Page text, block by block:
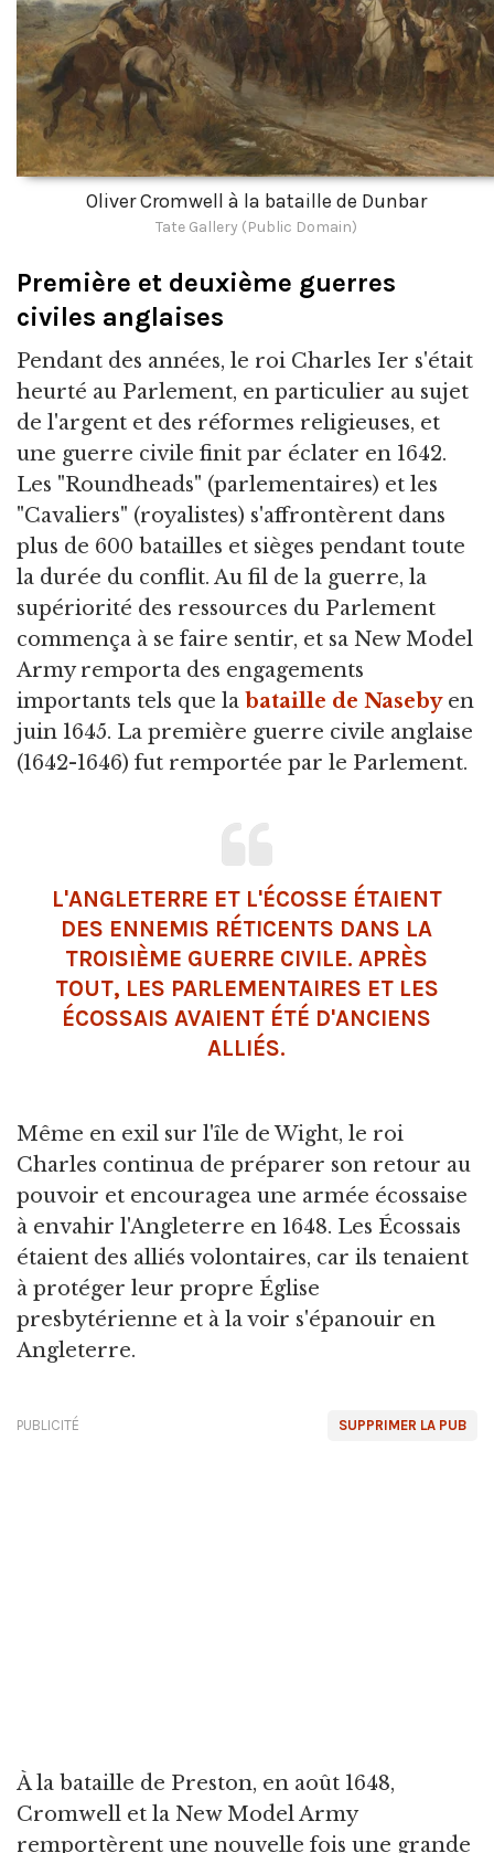
Oliver Cromwell à la bataille de Dunbar
Tate Gallery (Public Domain)
Première et deuxième guerres
civiles anglaises
Pendant des années, le roi Charles Ier s'était
heurté au Parlement, en particulier au sujet
de l'argent et des réformes religieuses, et
une guerre civile finit par éclater en 1642.
Les "Roundheads" (parlementaires) et les
"Cavaliers" (royalistes) s'affrontèrent dans
plus de 600 batailles et sièges pendant toute
la durée du conflit. Au fil de la guerre, la
supériorité des ressources du Parlement
commença à se faire sentir, et sa New Model
Army remporta des engagements
importants tels que la bataille de Nasebyen
juin 1645. La première guerre civile anglaise
(1642-1646) fut remportée par le Parlement.
L'ANGLETERRE ET L'ÉCOSSE ÉTAIENT
DES ENNEMIS RÉTICENTS DANS LA
TROISIÈME GUERRE CIVILE. APRÈS
TOUT, LES PARLEMENTAIRES ET LES
ÉCOSSAIS AVAIENT ÉTÉ D'ANCIENS
ALLIÉS.
Même en exil sur l'île de Wight, le roi
Charles continua de préparer son retour au
pouvoir et encouragea une armée écossaise
à envahir l'Angleterre en 1648. Les Écossais
étaient des alliés volontaires, car ils tenaient
à protéger leur propre Église
presbytérienne et à la voir s'épanouir en
Angleterre.
SUPPRIMER LA PUB
PUBLICITÉ
À la bataille de Preston, en août 1648,
Cromwell et la New Model Army
remportèrent une nouvelle fois une grande